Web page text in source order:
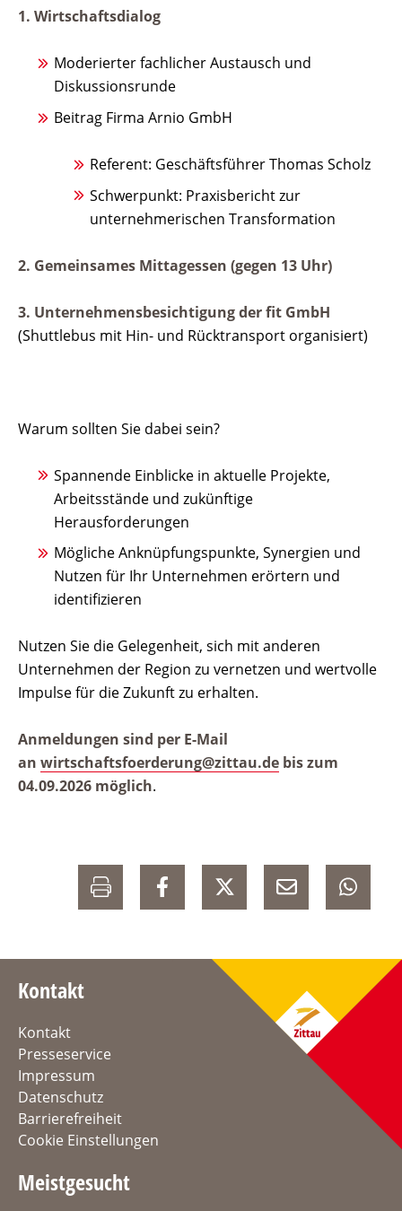
1. Wirtschaftsdialog
Moderierter fachlicher Austausch und
Diskussionsrunde
Beitrag Firma Arnio GmbH
Referent: Geschäftsführer Thomas Scholz
Schwerpunkt: Praxisbericht zur
unternehmerischen Transformation
2. Gemeinsames Mittagessen (gegen 13 Uhr)
3. Unternehmensbesichtigung der fit GmbH
(Shuttlebus mit Hin- und Rücktransport organisiert)
Warum sollten Sie dabei sein?
Spannende Einblicke in aktuelle Projekte,
Arbeitsstände und zukünftige
Herausforderungen
Mögliche Anknüpfungspunkte, Synergien und
Nutzen für Ihr Unternehmen erörtern und
identifizieren
Nutzen Sie die Gelegenheit, sich mit anderen
Unternehmen der Region zu vernetzen und wertvolle
Impulse für die Zukunft zu erhalten.
Anmeldungen sind per E-Mail
an wirtschaftsfoerderung@zittau.de bis zum
04.09.2026 möglich.
Kontakt
Kontakt
Presseservice
Impressum
Datenschutz
Barrierefreiheit
Cookie Einstellungen
Meistgesucht